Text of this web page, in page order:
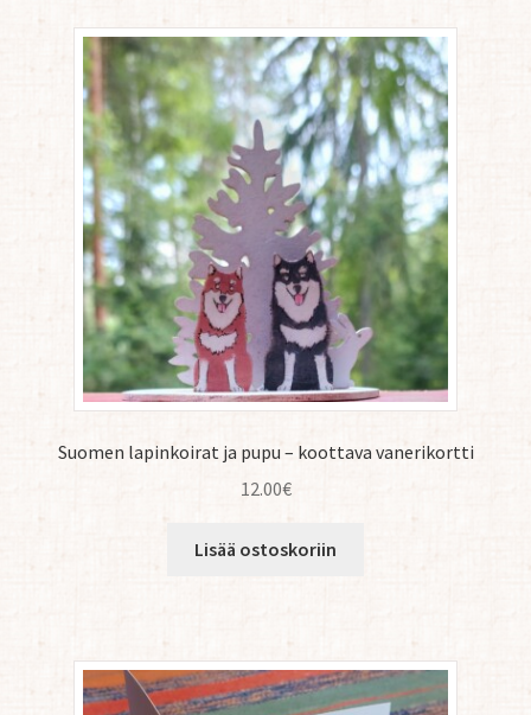
Suomen lapinkoirat ja pupu – koottava vanerikortti
12.00€
Lisää ostoskoriin